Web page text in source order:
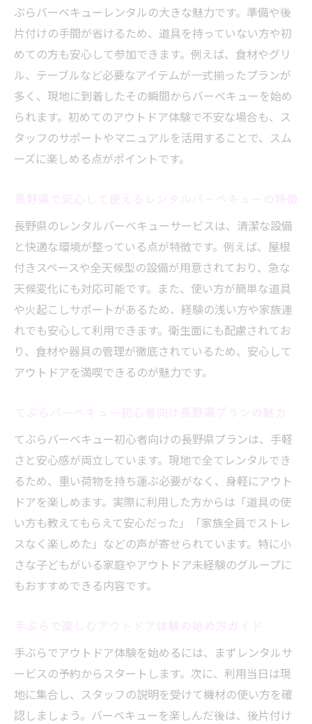
ぶらバーベキューレンタルの大きな魅力です。準備や後
片付けの手間が省けるため、道具を持っていない方や初
めての方も安心して参加できます。例えば、食材やグリ
ル、テーブルなど必要なアイテムが一式揃ったプランが
多く、現地に到着したその瞬間からバーベキューを始め
られます。初めてのアウトドア体験で不安な場合も、ス
タッフのサポートやマニュアルを活用することで、スム
ーズに楽しめる点がポイントです。
長野県のレンタルバーベキューサービスは、清潔な設備
と快適な環境が整っている点が特徴です。例えば、屋根
付きスペースや全天候型の設備が用意されており、急な
天候変化にも対応可能です。また、使い方が簡単な道具
や火起こしサポートがあるため、経験の浅い方や家族連
れでも安心して利用できます。衛生面にも配慮されてお
り、食材や器具の管理が徹底されているため、安心して
アウトドアを満喫できるのが魅力です。
てぶらバーベキュー初心者向けの長野県プランは、手軽
さと安心感が両立しています。現地で全てレンタルでき
るため、重い荷物を持ち運ぶ必要がなく、身軽にアウト
ドアを楽しめます。実際に利用した方からは「道具の使
い方も教えてもらえて安心だった」「家族全員でストレ
スなく楽しめた」などの声が寄せられています。特に小
さな子どもがいる家庭やアウトドア未経験のグループに
もおすすめできる内容です。
手ぶらでアウトドア体験を始めるには、まずレンタルサ
ービスの予約からスタートします。次に、利用当日は現
地に集合し、スタッフの説明を受けて機材の使い方を確
認しましょう。バーベキューを楽しんだ後は、後片付け